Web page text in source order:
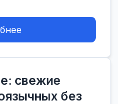
свежие
без